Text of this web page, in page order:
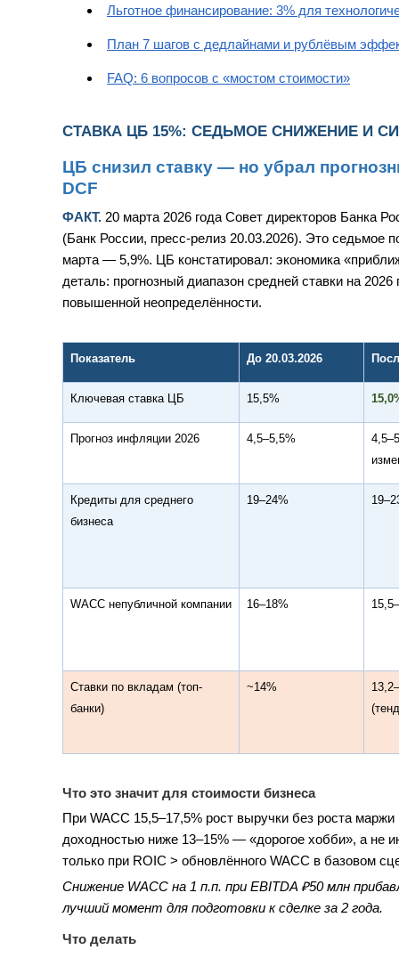
Льготное финансирование: 3% для
План 7 шагов с дедлайнами и рублёвым
FAQ: 6 вопросов с «мостом стоимости»
СТАВКА ЦБ 15%: СЕДЬМОЕ СНИЖЕНИЕ И
ЦБ снизил ставку — но убрал
DCF
ФАКТ. 20 марта 2026 года Совет директоров Банка
(Банк России, пресс-релиз 20.03.2026). Это седьмое
марта — 5,9%. ЦБ констатировал: экономика
деталь: прогнозный диапазон средней ставки на
повышенной неопределённости.
Показатель До 20.03.2026
Ключевая ставка ЦБ 15,5%
Прогноз инфляции 2026 4,5–5,5%
Кредиты для среднего
бизнеса
19–24%
WACC непубличной компании 16–18%
Ставки по вкладам (топ-
банки)
~14%
Что это значит для стоимости бизнеса
При WACC 15,5–17,5% рост выручки без роста
доходностью ниже 13–15% — «дорогое хобби», а не
только при ROIC > обновлённого WACC в базовом
Снижение WACC на 1 п.п. при EBITDA ₽50 млн
лучший момент для подготовки к сделке за 2 года.
Что делать